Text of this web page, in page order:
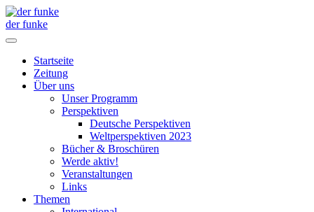
der funke
Startseite
Zeitung
Über uns
Unser Programm
Perspektiven
Deutsche Perspektiven
Weltperspektiven 2023
Bücher & Broschüren
Werde aktiv!
Veranstaltungen
Links
Themen